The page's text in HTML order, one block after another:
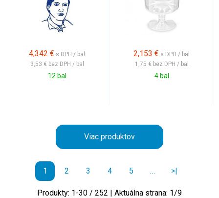
4,342 € s DPH / bal
3,53 € bez DPH / bal
12 bal
2,153 € s DPH / bal
1,75 € bez DPH / bal
4 bal
Viac produktov
1 2 3 4 5 … >|
Produkty: 1-30 / 252 | Aktuálna strana: 1/9